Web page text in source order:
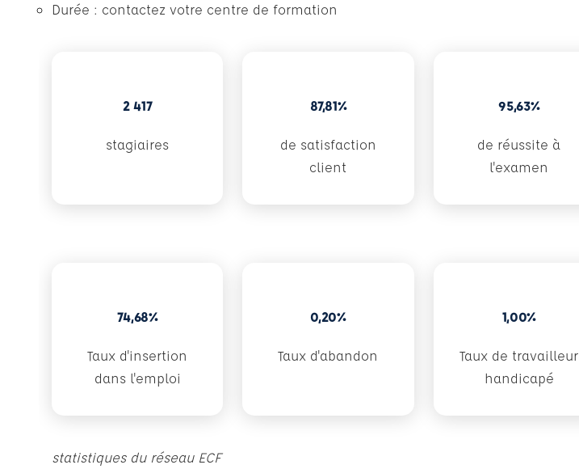
Durée : contactez votre centre de formation
2 417
stagiaires
87,81%
de satisfaction
client
95,63%
de réussite à
l'examen
74,68%
Taux d'insertion
dans l'emploi
0,20%
Taux d'abandon
1,00%
Taux de travailleur
handicapé
statistiques du réseau ECF